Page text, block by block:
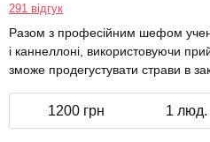
291 відгук
Разом з професійним шефом
і каннеллоні, використовуючи
зможе продегустувати страви в
1200 грн 1 люд.